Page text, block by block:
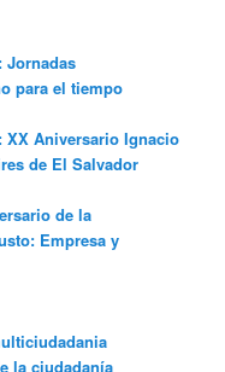
Jornadas
para el tiempo
XX Aniversario Ignacio
de El Salvador
de la
Empresa y
la ciudadanía